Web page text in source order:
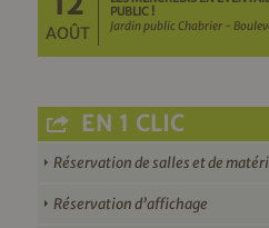
AOÛT
PUBLIC !
Jardin public Chabrier -
EN 1 CLIC
Réservation de salles et de
Réservation d’affichage